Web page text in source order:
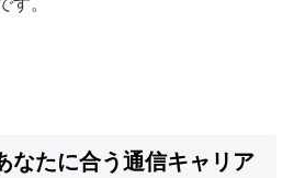
なたに合う通信キャリア